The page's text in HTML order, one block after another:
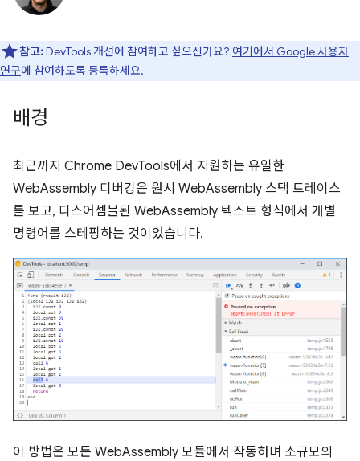
참고:DevTools 개선에 참여하고 싶으신가요? 여기에서 Google 사용자
연구에 참여하도록 등록하세요.
배경
최근까지 Chrome DevTools에서 지원하는 유일한
WebAssembly 디버깅은 원시 WebAssembly 스택 트레이스
를 보고, 디스어셈블된 WebAssembly 텍스트 형식에서 개별
명령어를 스테핑하는 것이었습니다.
이 방법은 모든 WebAssembly 모듈에서 작동하며 소규모의